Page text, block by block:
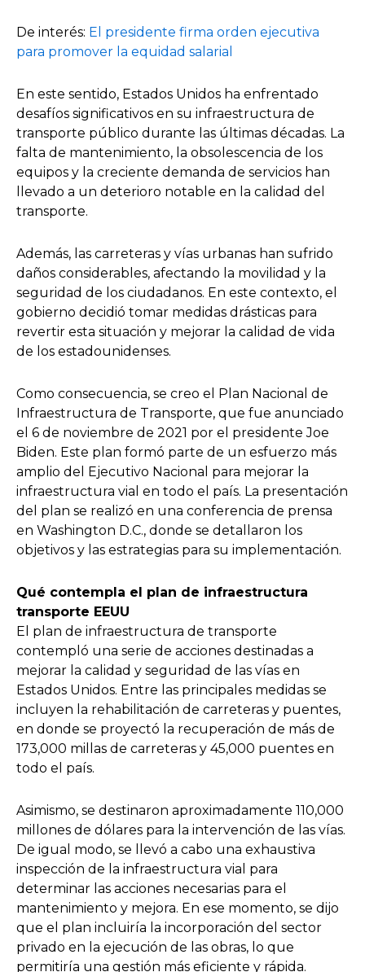
De interés: El presidente firma orden ejecutiva
para promover la equidad salarial
En este sentido, Estados Unidos ha enfrentado
desafíos significativos en su infraestructura de
transporte público durante las últimas décadas. La
falta de mantenimiento, la obsolescencia de los
equipos y la creciente demanda de servicios han
llevado a un deterioro notable en la calidad del
transporte.
Además, las carreteras y vías urbanas han sufrido
daños considerables, afectando la movilidad y la
seguridad de los ciudadanos. En este contexto, el
gobierno decidió tomar medidas drásticas para
revertir esta situación y mejorar la calidad de vida
de los estadounidenses.
Como consecuencia, se creo el Plan Nacional de
Infraestructura de Transporte, que fue anunciado
el 6 de noviembre de 2021 por el presidente Joe
Biden. Este plan formó parte de un esfuerzo más
amplio del Ejecutivo Nacional para mejorar la
infraestructura vial en todo el país. La presentación
del plan se realizó en una conferencia de prensa
en Washington D.C., donde se detallaron los
objetivos y las estrategias para su implementación.
Qué contempla el plan de infraestructura
transporte EEUU
El plan de infraestructura de transporte
contempló una serie de acciones destinadas a
mejorar la calidad y seguridad de las vías en
Estados Unidos. Entre las principales medidas se
incluyen la rehabilitación de carreteras y puentes,
en donde se proyectó la recuperación de más de
173,000 millas de carreteras y 45,000 puentes en
todo el país.
Asimismo, se destinaron aproximadamente 110,000
millones de dólares para la intervención de las vías.
De igual modo, se llevó a cabo una exhaustiva
inspección de la infraestructura vial para
determinar las acciones necesarias para el
mantenimiento y mejora. En ese momento, se dijo
que el plan incluiría la incorporación del sector
privado en la ejecución de las obras, lo que
permitiría una gestión más eficiente y rápida.